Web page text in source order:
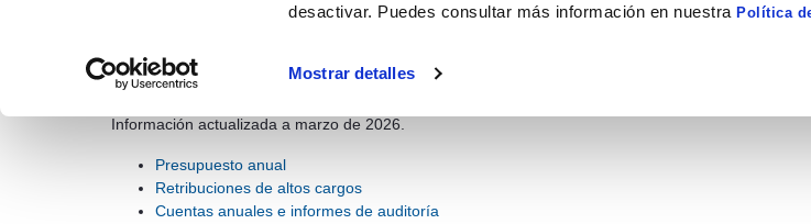
desactivar. Puedes consultar más información en nuestraPolítica
Mostrar detalles
estadística
Información económica
Información actualizada a marzo de 2026.
Presupuesto anual
Retribuciones de altos cargos
Cuentas anuales e informes de auditoría